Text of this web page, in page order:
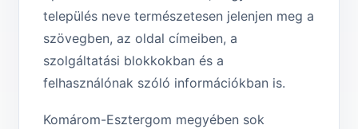
település neve természetesen jelenjen meg a
szövegben, az oldal címeiben, a
szolgáltatási blokkokban és a
felhasználónak szóló információkban is.
Komárom-Esztergom megyében sok